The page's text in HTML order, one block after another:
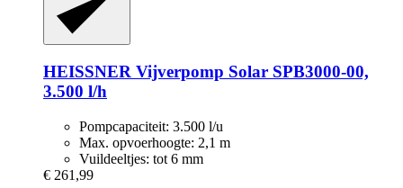
HEISSNER Vijverpomp Solar SPB3000-​00,
3.500 l/h
Pompcapaciteit: 3.500 l/u
Max. opvoerhoogte: 2,1 m
Vuildeeltjes: tot 6 mm
€ 261,99